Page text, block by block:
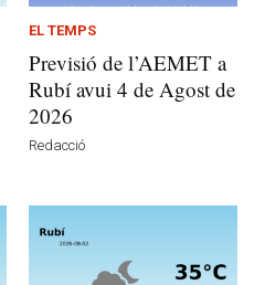
EL TEMPS
Previsió de l’AEMET a
Rubí avui 4 de Agost de
2026
Redacció